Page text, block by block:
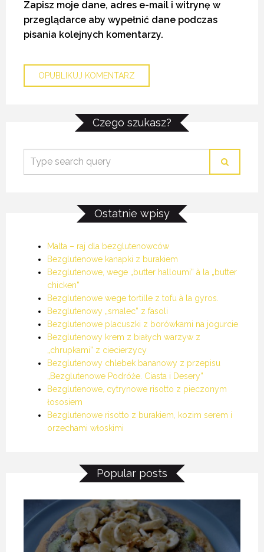
KREM Z BURAKÓW
KREM Z BURAKÓW
KREM Z BURAKÓW
Zapisz moje dane, adres e-mail i witrynę w
przeglądarce aby wypełnić dane podczas
pisania kolejnych komentarzy.
Czego szukasz?
Ostatnie wpisy
Malta – raj dla bezglutenowców
Bezglutenowe kanapki z burakiem
Bezglutenowe, wege „butter halloumi” à la „butter
chicken”
Bezglutenowe wege tortille z tofu à la gyros.
Bezglutenowy „smalec” z fasoli
Bezglutenowe placuszki z borówkami na jogurcie
Bezglutenowy krem z białych warzyw z
„chrupkami” z ciecierzycy
Bezglutenowy chlebek bananowy z przepisu
„Bezglutenowe Podróże. Ciasta i Desery”
Bezglutenowe, cytrynowe risotto z pieczonym
łososiem
Bezglutenowe risotto z burakiem, kozim serem i
orzechami włoskimi
Popular posts